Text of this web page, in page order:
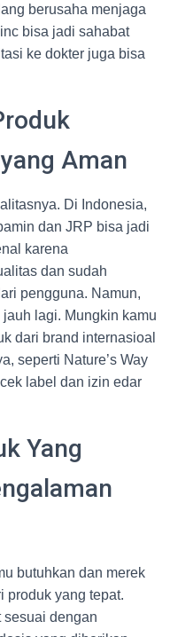
berusaha menjaga
bisa jadi sahabat
ke dokter juga bisa
Aman
Di Indonesia,
dan JRP bisa jadi
karena
dan sudah
pengguna. Namun,
lagi. Mungkin kamu
dari brand internasioal
seperti Nature’s Way
label dan izin edar
Yang
butuhkan dan merek
produk yang tepat.
sesuai dengan